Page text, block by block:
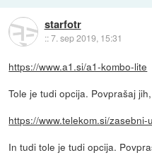
starfotr
::7. sep 2019, 15:31
https://www.a1.si/a1-kombo-lite
Tole je tudi opcija. Povprašaj
https://www.telekom.si/zasebni-
In tudi tole je tudi opcija.